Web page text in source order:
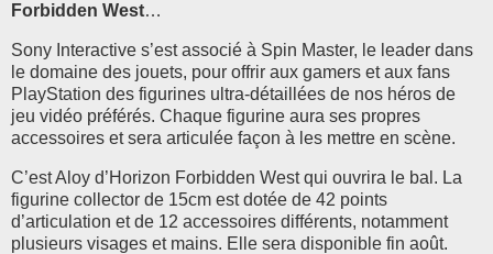
Forbidden West…
Sony Interactive s’est associé à Spin Master, le leader dans
le domaine des jouets, pour offrir aux gamers et aux fans
PlayStation des figurines ultra-détaillées de nos héros de
jeu vidéo préférés. Chaque figurine aura ses propres
accessoires et sera articulée façon à les mettre en scène.
C’est Aloy d’Horizon Forbidden West qui ouvrira le bal. La
figurine collector de 15cm est dotée de 42 points
d’articulation et de 12 accessoires différents, notamment
plusieurs visages et mains. Elle sera disponible fin août.